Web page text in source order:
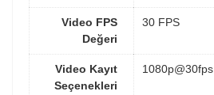
Video FPS
Değeri
30 FPS
Video Kayıt
Seçenekleri
1080p@30fps